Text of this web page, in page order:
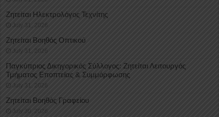
Ζητείται Ηλεκτρολόγος Τεχνίτης
July 31, 2026
Ζητείται Βοηθός Οπτικού
July 31, 2026
Παγκύπριος Δικηγορικός Σύλλογος: Ζητείται Λειτουργός
Τμήματος Εποπτείας & Συμμόρφωσης
July 31, 2026
Ζητείται Βοηθός Γραφείου
July 30, 2026